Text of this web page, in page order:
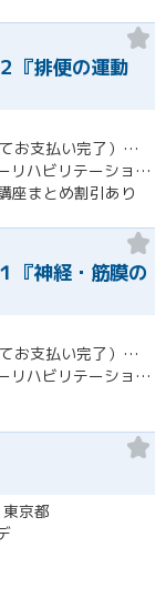
『排便の運動
お申込み（PayPalにてお支払い完了）後にメール or LINEオープンチャットより、アーカイブ視聴の際に必要なリンクをお送りいたします。
(一社) 日本アレルギーリハビリテーション協会
座まとめ割引あり
『神経・筋膜の
お申込み（PayPalにてお支払い完了）後にメール or LINEオープンチャットより、アーカイブ視聴の際に必要なリンクをお送りいたします。
(一社) 日本アレルギーリハビリテーション協会
東京都